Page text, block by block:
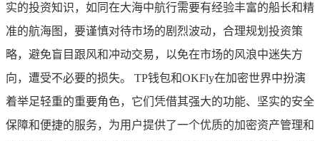
实的投资知识，如同在大海中航行需要有经验丰富的船长和精
准的航海图，要谨慎对待市场的剧烈波动，合理规划投资策
略，避免盲目跟风和冲动交易，以免在市场的风浪中迷失方
向，遭受不必要的损失。 TP钱包和OKFly在加密世界中扮演
着举足轻重的重要角色，它们凭借其强大的功能、坚实的安全
保障和便捷的服务，为用户提供了一个优质的加密资产管理和